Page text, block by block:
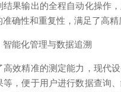
结果输出的全程自动化操作
准确性和重复性，满足了高精
能化管理与数据追溯
精准的测定能力，现代设
等，便于用户进行数据查询